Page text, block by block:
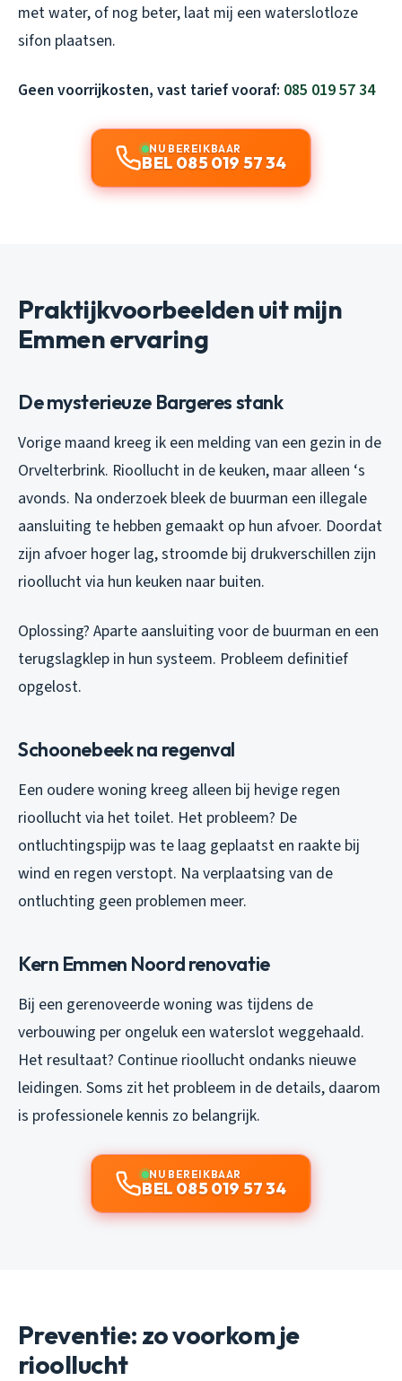
met water, of nog beter, laat mij een waterslotloze
sifon plaatsen.
Geen voorrijkosten, vast tarief vooraf: 085 019 57 34
NU BEREIKBAAR
BEL 085 019 57 34
Praktijkvoorbeelden uit mijn
Emmen ervaring
De mysterieuze Bargeres stank
Vorige maand kreeg ik een melding van een gezin in de
Orvelterbrink. Rioollucht in de keuken, maar alleen ‘s
avonds. Na onderzoek bleek de buurman een illegale
aansluiting te hebben gemaakt op hun afvoer. Doordat
zijn afvoer hoger lag, stroomde bij drukverschillen zijn
rioollucht via hun keuken naar buiten.
Oplossing? Aparte aansluiting voor de buurman en een
terugslagklep in hun systeem. Probleem definitief
opgelost.
Schoonebeek na regenval
Een oudere woning kreeg alleen bij hevige regen
rioollucht via het toilet. Het probleem? De
ontluchtingspijp was te laag geplaatst en raakte bij
wind en regen verstopt. Na verplaatsing van de
ontluchting geen problemen meer.
Kern Emmen Noord renovatie
Bij een gerenoveerde woning was tijdens de
verbouwing per ongeluk een waterslot weggehaald.
Het resultaat? Continue rioollucht ondanks nieuwe
leidingen. Soms zit het probleem in de details, daarom
is professionele kennis zo belangrijk.
NU BEREIKBAAR
BEL 085 019 57 34
Preventie: zo voorkom je
rioollucht